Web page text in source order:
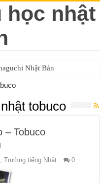
Nhật Bản
tobuco
– Tobuco
,Trường tiếng Nhật 0